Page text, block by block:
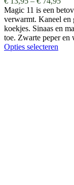
Magic 11 is een
verwarmt. Kaneel en
koekjes. Sinaas en
toe. Zwarte peper
Opties selecteren